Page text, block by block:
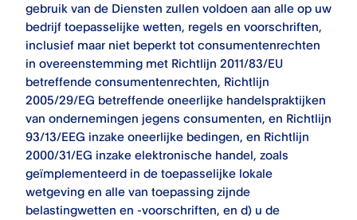
gebruik van de Diensten zullen voldoen aan alle op uw
bedrijf toepasselijke wetten, regels en voorschriften,
inclusief maar niet beperkt tot consumentenrechten
in overeenstemming met Richtlijn 2011/83/EU
betreffende consumentenrechten, Richtlijn
2005/29/EG betreffende oneerlijke handelspraktijken
van ondernemingen jegens consumenten, en Richtlijn
93/13/EEG inzake oneerlijke bedingen, en Richtlijn
2000/31/EG inzake elektronische handel, zoals
geïmplementeerd in de toepasselijke lokale
wetgeving en alle van toepassing zijnde
belastingwetten en -voorschriften, en d) u de